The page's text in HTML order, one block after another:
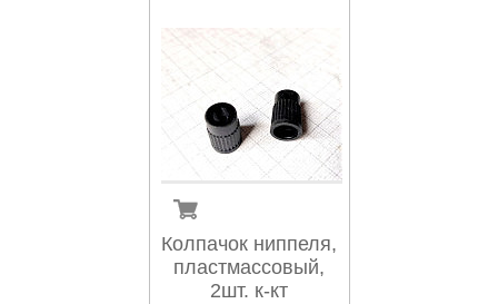
Колпачок ниппеля,
пластмассовый,
2шт. к-кт